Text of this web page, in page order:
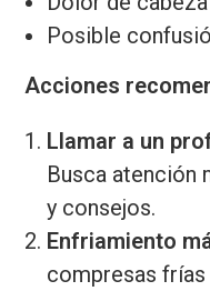
Posible
Acciones
Llamar a un
Busca atención
y consejos.
Enfriamiento
compresas frías